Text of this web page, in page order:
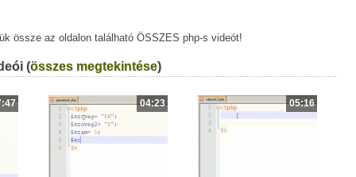
össze az oldalon található ÖSSZES php-s videót!
(összes megtekintése)
04:23 05:16